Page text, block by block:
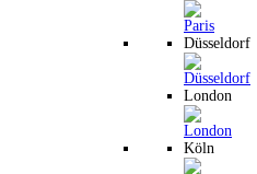
Düsseldorf
London
Köln